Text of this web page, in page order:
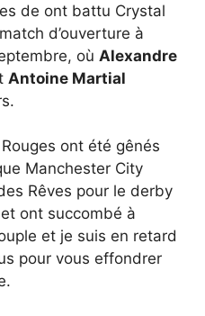
de ont battu Crystal
d’ouverture à
où Alexandre
Antoine Martial
ont été gênés
Manchester City
Rêves pour le derby
ont succombé à
et je suis en retard
pour vous effondrer